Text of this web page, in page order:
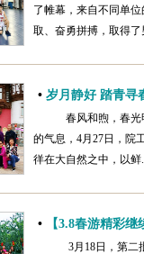
了帷幕，来自不同单
取、奋勇拼搏，取得
• 岁月静好 踏青寻
春风和煦，春光
的气息，4月27日，院
徉在大自然之中，以
• 【3.8春游精彩
3月18日，第二